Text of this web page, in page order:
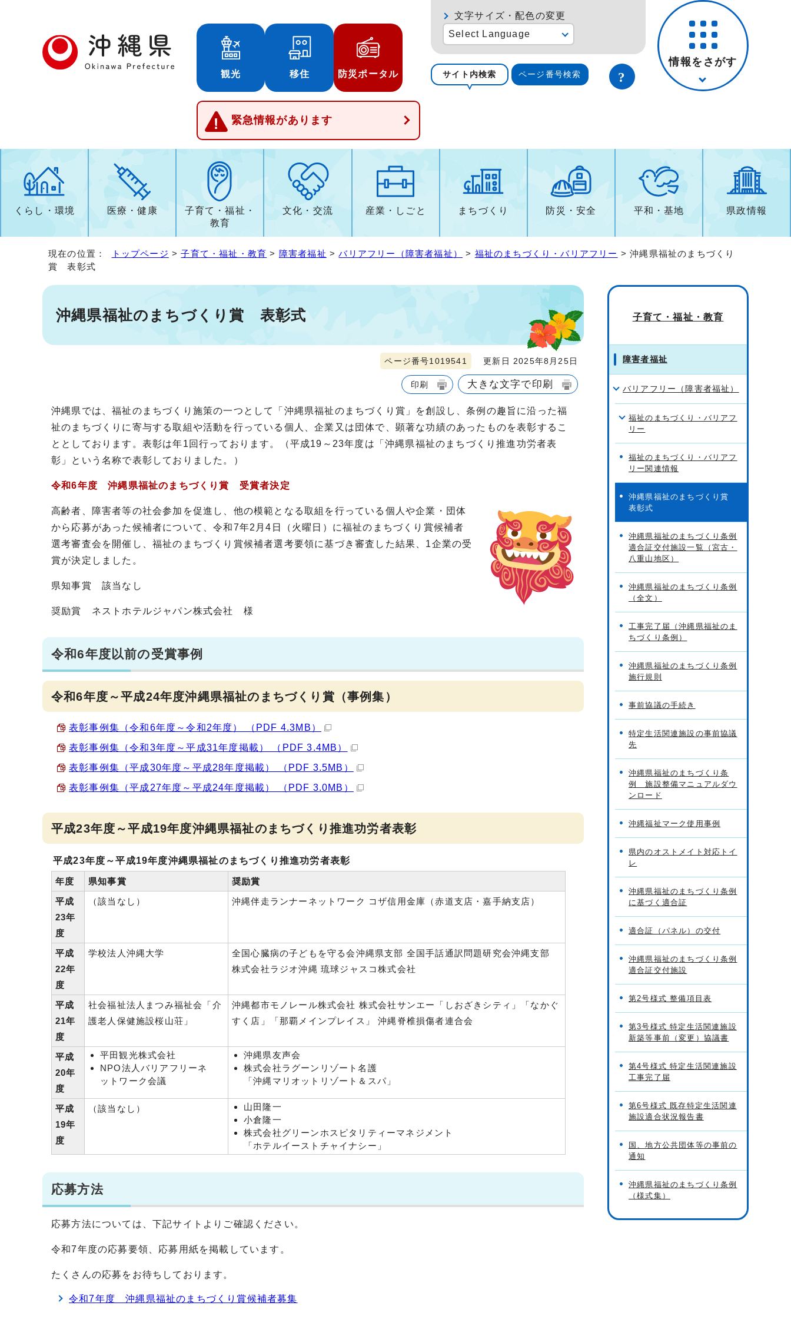
観光 移住 防災ポータル
緊急情報があります
文字サイズ・配色の変更
Select Language
サイト内検索 ページ番号検索
情報をさがす
くらし・環境 医療・健康
子育て・福祉・
教育
文化・交流 産業・しごと まちづくり 防災・安全 平和・基地 県政情報
現在の位置： トップページ >子育て・福祉・教育 > 障害者福祉 >バリアフリー（障害者福祉） > 福祉のまちづくり・バリアフリー > 沖縄県福祉のまちづくり
賞 表彰式
沖縄県福祉のまちづくり賞 表彰式
ページ番号1019541 更新日 2025年8月25日
印刷 大きな文字で印刷
沖縄県では、福祉のまちづくり施策の一つとして「沖縄県福祉のまちづくり賞」を創設し、条例の趣旨に沿った福
祉のまちづくりに寄与する取組や活動を行っている個人、企業又は団体で、顕著な功績のあったものを表彰するこ
ととしております。表彰は年1回行っております。（平成19～23年度は「沖縄県福祉のまちづくり推進功労者表
彰」という名称で表彰しておりました。）
令和6年度 沖縄県福祉のまちづくり賞 受賞者決定
高齢者、障害者等の社会参加を促進し、他の模範となる取組を行っている個人や企業・団体
から応募があった候補者について、令和7年2月4日（火曜日）に福祉のまちづくり賞候補者
選考審査会を開催し、福祉のまちづくり賞候補者選考要領に基づき審査した結果、1企業の受
賞が決定しました。
県知事賞 該当なし
奨励賞 ネストホテルジャパン株式会社 様
令和6年度以前の受賞事例
令和6年度～平成24年度沖縄県福祉のまちづくり賞（事例集）
表彰事例集（令和6年度～令和2年度） （PDF 4.3MB）
表彰事例集（令和3年度～平成31年度掲載） （PDF 3.4MB）
表彰事例集（平成30年度～平成28年度掲載） （PDF 3.5MB）
表彰事例集（平成27年度～平成24年度掲載） （PDF 3.0MB）
平成23年度～平成19年度沖縄県福祉のまちづくり推進功労者表彰
平成23年度～平成19年度沖縄県福祉のまちづくり推進功労者表彰
年度 県知事賞
奨励賞
平成
23年
度
（該当なし） 沖縄伴走ランナーネットワーク コザ信用金庫（赤道支店・嘉手納支店）
平成
22年
度
学校法人沖縄大学
全国心臓病の子どもを守る会沖縄県支部 全国手話通訳問題研究会沖縄支部
株式会社ラジオ沖縄 琉球ジャスコ株式会社
平成
21年
度
社会福祉法人まつみ福祉会「介
護老人保健施設桜山荘」
沖縄都市モノレール株式会社 株式会社サンエー「しおざきシティ」「なかぐ
すく店」「那覇メインプレイス」 沖縄脊椎損傷者連合会
平成
20年
度
平田観光株式会社
NPO法人バリアフリーネ
ットワーク会議
沖縄県友声会
株式会社ラグーンリゾート名護
「沖縄マリオットリゾート＆スパ」
平成
19年
度
（該当なし）
山田隆一
小倉隆一
株式会社グリーンホスピタリティーマネジメント
「ホテルイーストチャイナシー」
応募方法
応募方法については、下記サイトよりご確認ください。
令和7年度の応募要領、応募用紙を掲載しています。
たくさんの応募をお待ちしております。
令和7年度 沖縄県福祉のまちづくり賞候補者募集
子育て・福祉・教育
障害者福祉
バリアフリー（障害者福祉）
福祉のまちづくり・バリアフ
リー
福祉のまちづくり・バリアフ
リー関連情報
沖縄県福祉のまちづくり賞
表彰式
沖縄県福祉のまちづくり条例
適合証交付施設一覧（宮古・
八重山地区）
沖縄県福祉のまちづくり条例
（全文）
工事完了届（沖縄県福祉のま
ちづくり条例）
沖縄県福祉のまちづくり条例
施行規則
事前協議の手続き
特定生活関連施設の事前協議
先
沖縄県福祉のまちづくり条
例 施設整備マニュアルダウ
ンロード
沖縄福祉マーク使用事例
県内のオストメイト対応トイ
レ
沖縄県福祉のまちづくり条例
に基づく適合証
適合証（パネル）の交付
沖縄県福祉のまちづくり条例
適合証交付施設
第2号様式 整備項目表
第3号様式 特定生活関連施設
新築等事前（変更）協議書
第4号様式 特定生活関連施設
工事完了届
第6号様式 既存特定生活関連
施設適合状況報告書
国、地方公共団体等の事前の
通知
沖縄県福祉のまちづくり条例
（様式集）